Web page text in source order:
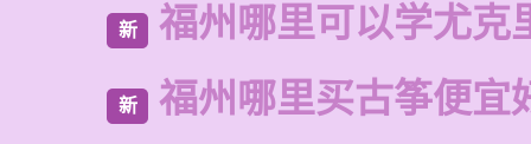
新 福州哪里可以学尤克
新 福州哪里买古筝便宜